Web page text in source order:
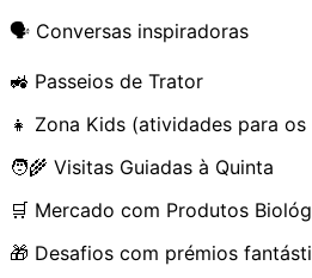
🗣️ Conversas inspiradoras
🚜 Passeios de Trator
👧 Zona Kids (atividades para
🧑‍🌾 Visitas Guiadas à Quinta
🛒 Mercado com Produtos
🎁 Desafios com prémios